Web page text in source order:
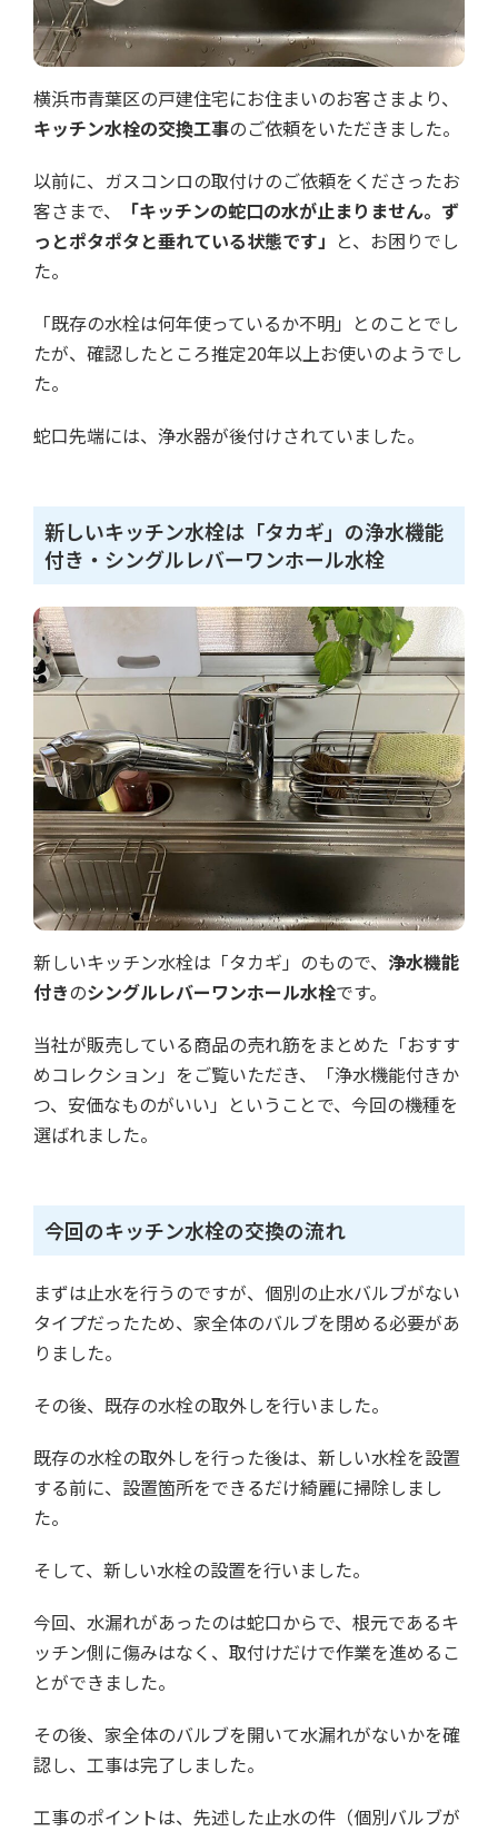
横浜市青葉区の戸建住宅にお住まいのお客さまより、
キッチン水栓の交換工事のご依頼をいただきました。
以前に、ガスコンロの取付けのご依頼をくださったお
客さまで、
「キッチンの蛇口の水が止まりません。ず
っとポタポタと垂れている状態です」 と、お困りでし
た。
「既存の水栓は何年使っているか不明」とのことでし
たが、確認したところ推定20年以上お使いのようでし
た。
蛇口先端には、浄水器が後付けされていました。
新しいキッチン水栓は「タカギ」の浄水機能
付き・シングルレバーワンホール水栓
新しいキッチン水栓は「タカギ」のもので、 浄水機能
付きのシングルレバーワンホール水栓です。
当社が販売している商品の売れ筋をまとめた「おすす
めコレクション」をご覧いただき、「浄水機能付きか
つ、安価なものがいい」ということで、今回の機種を
選ばれました。
今回のキッチン水栓の交換の流れ
まずは止水を行うのですが、個別の止水バルブがない
タイプだったため、家全体のバルブを閉める必要があ
りました。
その後、既存の水栓の取外しを行いました。
既存の水栓の取外しを行った後は、新しい水栓を設置
する前に、設置箇所をできるだけ綺麗に掃除しまし
た。
そして、新しい水栓の設置を行いました。
今回、水漏れがあったのは蛇口からで、根元であるキ
ッチン側に傷みはなく、取付けだけで作業を進めるこ
とができました。
その後、家全体のバルブを開いて水漏れがないかを確
認し、工事は完了しました。
工事のポイントは、先述した止水の件（個別バルブが